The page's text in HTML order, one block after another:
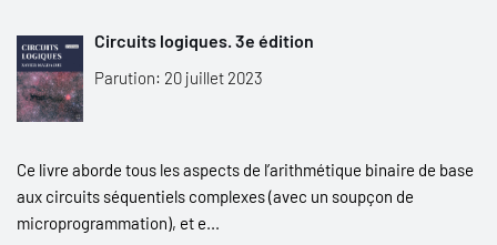
Circuits logiques. 3e édition
Parution: 20 juillet 2023
Ce livre aborde tous les aspects de l’arithmétique binaire de base
aux circuits séquentiels complexes (avec un soupçon de
microprogrammation), et e...